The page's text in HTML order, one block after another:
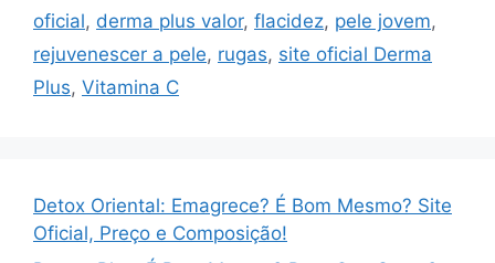
oficial, derma plus valor, flacidez, pele jovem,
rejuvenescer a pele, rugas, site oficial Derma
Plus, Vitamina C
Detox Oriental: Emagrece? É Bom Mesmo? Site
Oficial, Preço e Composição!